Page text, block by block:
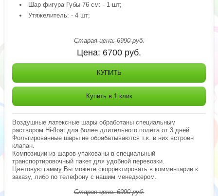
Шар фигура Губы 76 см: - 1 шт;
Утяжелитель: - 4 шт;
Старая цена:6990руб.
Цена: 6700 руб.
КУПИТЬ
Купить в 1 клик
Воздушные латексные шары обработаны специальным
раствором Hi-float для более длительного полёта от 3 дней.
Фольгированные шары не обрабатываются т.к. в них встроен
клапан.
Композиции из шаров упакованы в специальный
транспортировочный пакет для удобной перевозки.
Цветовую гамму Вы можете скорректировать в комментарии к
заказу, либо по телефону с нашим менеджером.
Старая цена:6990руб.